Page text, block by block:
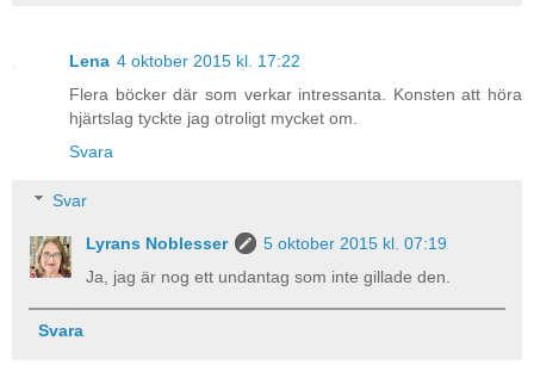
Lena 4 oktober 2015 kl. 17:22
Flera böcker där som verkar intressanta. Konsten att höra
hjärtslag tyckte jag otroligt mycket om.
Svara
Svar
Lyrans Noblesser
5 oktober 2015 kl. 07:19
Ja, jag är nog ett undantag som inte gillade den.
Svara